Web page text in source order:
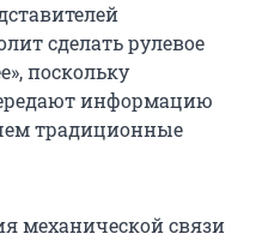
сделать рулевое
поскольку
информацию
традиционные
механической связи